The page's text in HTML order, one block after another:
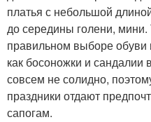
платья с небольшой
до середины голени, мини.
правильном выборе обуви
как босоножки и сандалии
совсем не солидно,
праздники отдают
сапогам.